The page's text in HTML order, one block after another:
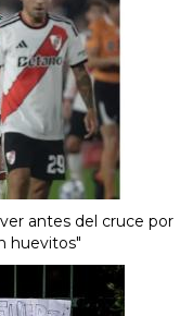
antes del cruce por
huevitos"